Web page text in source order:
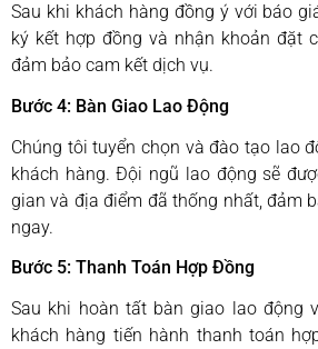
Sau khi khách hàng đồng ý với báo
ký kết hợp đồng và nhận khoản đặt
đảm bảo cam kết dịch vụ.
Bước 4: Bàn Giao Lao Động
Chúng tôi tuyển chọn và đào tạo lao
khách hàng. Đội ngũ lao động sẽ
gian và địa điểm đã thống nhất, đảm
ngay.
Bước 5: Thanh Toán Hợp Đồng
Sau khi hoàn tất bàn giao lao động
khách hàng tiến hành thanh toán